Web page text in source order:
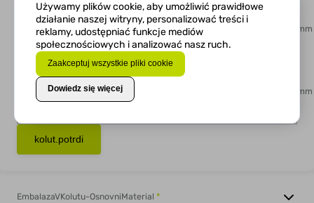
Używamy plików cookie, aby umożliwić prawidłowe
działanie naszej witryny, personalizować treści i
reklamy, udostępniać funkcje mediów
społecznościowych i analizować nasz ruch.
Zaakceptuj wszystkie pliki cookie
Dowiedz się więcej
kolut.sirina *
x
kolut.korak *
kolut.potrdi
EmbalazaVKolutu-OsnovniMaterial *